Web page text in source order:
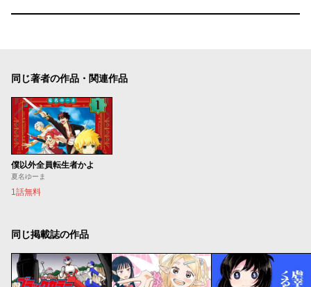
同じ著者の作品・関連作品
僕以外全員転生者かよ
夏名ゆーま
1話無料
同じ掲載誌の作品